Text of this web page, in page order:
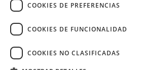
COOKIES DE PREFERENCIAS
COOKIES DE FUNCIONALIDAD
COOKIES NO CLASIFICADAS